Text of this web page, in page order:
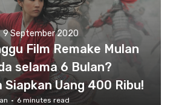
9 September 2020
Film Remake Mulan
selama 6 Bulan?
Siapkan Uang 400 Ribu!
· 6 minutes read